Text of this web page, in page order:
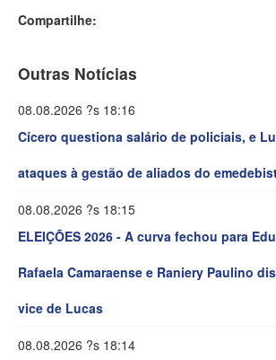
Compartilhe:
Outras Notícias
08.08.2026 ?s 18:16
Cícero questiona salário de policiais, e
ataques à gestão de aliados do
08.08.2026 ?s 18:15
ELEIÇÕES 2026 - A curva fechou para
Rafaela Camaraense e Raniery Paulino
vice de Lucas
08.08.2026 ?s 18:14